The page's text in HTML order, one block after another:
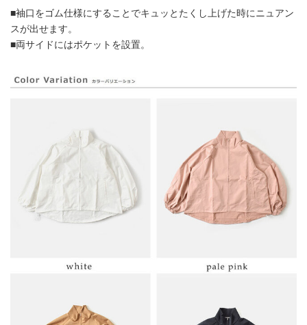
■袖口をゴム仕様にすることでキュッとたくし上げた時にニュアン
スが出せます。
■両サイドにはポケットを設置。